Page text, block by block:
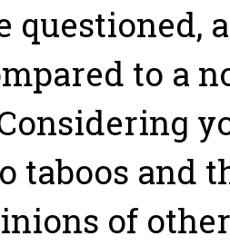
questioned,
to a
taboos and
of